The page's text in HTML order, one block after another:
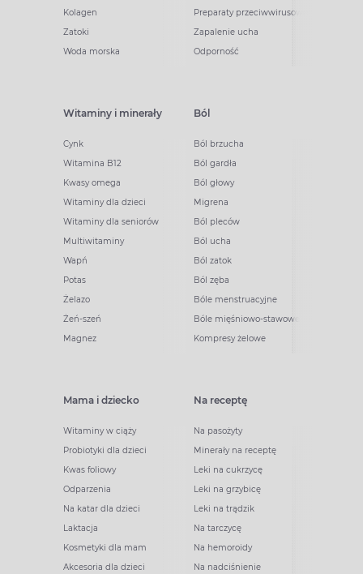
Kolagen
Zatoki
Woda morska
Preparaty przeciwwirusowe
Zapalenie ucha
Odporność
Witaminy i minerały
Cynk
Witamina B12
Kwasy omega
Witaminy dla dzieci
Witaminy dla seniorów
Multiwitaminy
Wapń
Potas
Żelazo
Żeń-szeń
Magnez
Ból
Ból brzucha
Ból gardła
Ból głowy
Migrena
Ból pleców
Ból ucha
Ból zatok
Ból zęba
Bóle menstruacyjne
Bóle mięśniowo-stawowe
Kompresy żelowe
Mama i dziecko
Witaminy w ciąży
Probiotyki dla dzieci
Kwas foliowy
Odparzenia
Na katar dla dzieci
Laktacja
Kosmetyki dla mam
Akcesoria dla dzieci
Na receptę
Na pasożyty
Minerały na receptę
Leki na cukrzycę
Leki na grzybicę
Leki na trądzik
Na tarczycę
Na hemoroidy
Na nadciśnienie